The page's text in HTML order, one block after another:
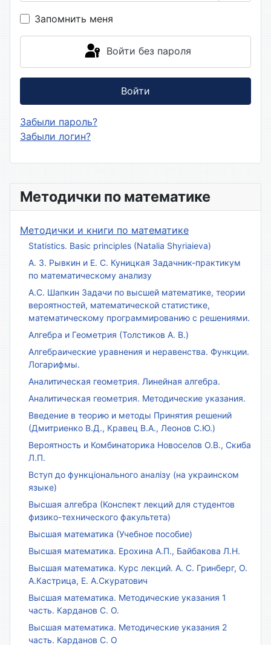
Методички по математике
Методички и книги по математике
Statistics. Basic principles (Natalia Shyriaieva)
А. З. Рывкин и Е. С. Куницкая Задачник-практикум
по математическому анализу
А.С. Шапкин Задачи по высшей математике, теории
вероятностей, математической статистике,
математическому программированию с решениями.
Алгебра и Геометрия (Толстиков А. В.)
Алгебраические уравнения и неравенства. Функции.
Логарифмы.
Аналитическая геометрия. Линейная алгебра.
Аналитическая геометрия. Методические указания.
Введение в теорию и методы Принятия решений
(Дмитриенко В.Д., Кравец В.А., Леонов С.Ю.)
Вероятность и Комбинаторика Новоселов О.В., Скиба
Л.П.
Вступ до функціонального аналізу (на украинском
языке)
Высшая алгебра (Конспект лекций для студентов
физико-технического факультета)
Высшая математика (Учебное пособие)
Высшая математика. Ерохина А.П., Байбакова Л.Н.
Высшая математика. Курс лекций. А. С. Гринберг, О.
А.Кастрица, Е. А.Скуратович
Высшая математика. Методические указания 1
часть. Карданов С. О.
Высшая математика. Методические указания 2
часть. Карданов С. О
Запомнить меня
Войти без пароля
Войти
Забыли пароль?
Забыли логин?